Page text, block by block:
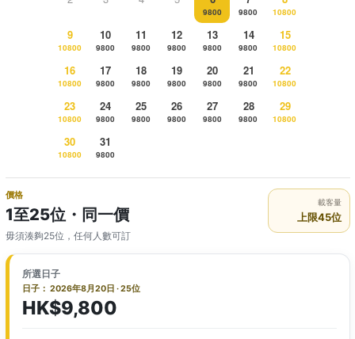
9800 9800 10800
9
10800
10
9800
11
9800
12
9800
13
9800
14
9800
15
10800
16
10800
17
9800
18
9800
19
9800
20
9800
21
9800
22
10800
23
10800
24
9800
25
9800
26
9800
27
9800
28
9800
29
10800
30
10800
31
9800
價格
1至25位・同一價
毋須湊夠25位，任何人數可訂
載客量
上限45位
所選日子
日子： 2026年8月20日 · 25位
HK$9,800